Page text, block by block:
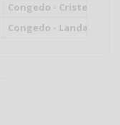
Congedo - Cristellotti
Congedo - Landa 0-3 :0((